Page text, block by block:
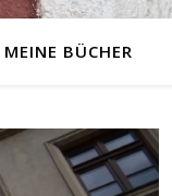
MEINE BÜCHER